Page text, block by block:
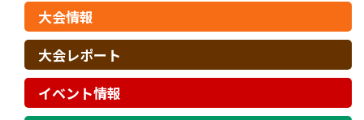
大会情報
大会レポート
イベント情報